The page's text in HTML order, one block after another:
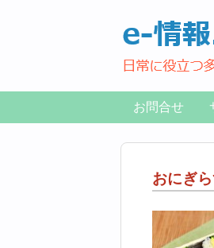
お問合せ
おにぎ